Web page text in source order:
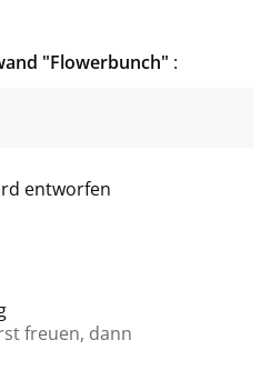
freuen, dann
"Flowerbunch"
entworfen